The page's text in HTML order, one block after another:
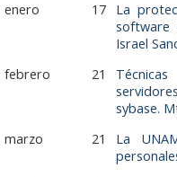
Objetivos
Líneas
enero
17
La
software
Israel
febrero
21
sybase.
marzo
21
La